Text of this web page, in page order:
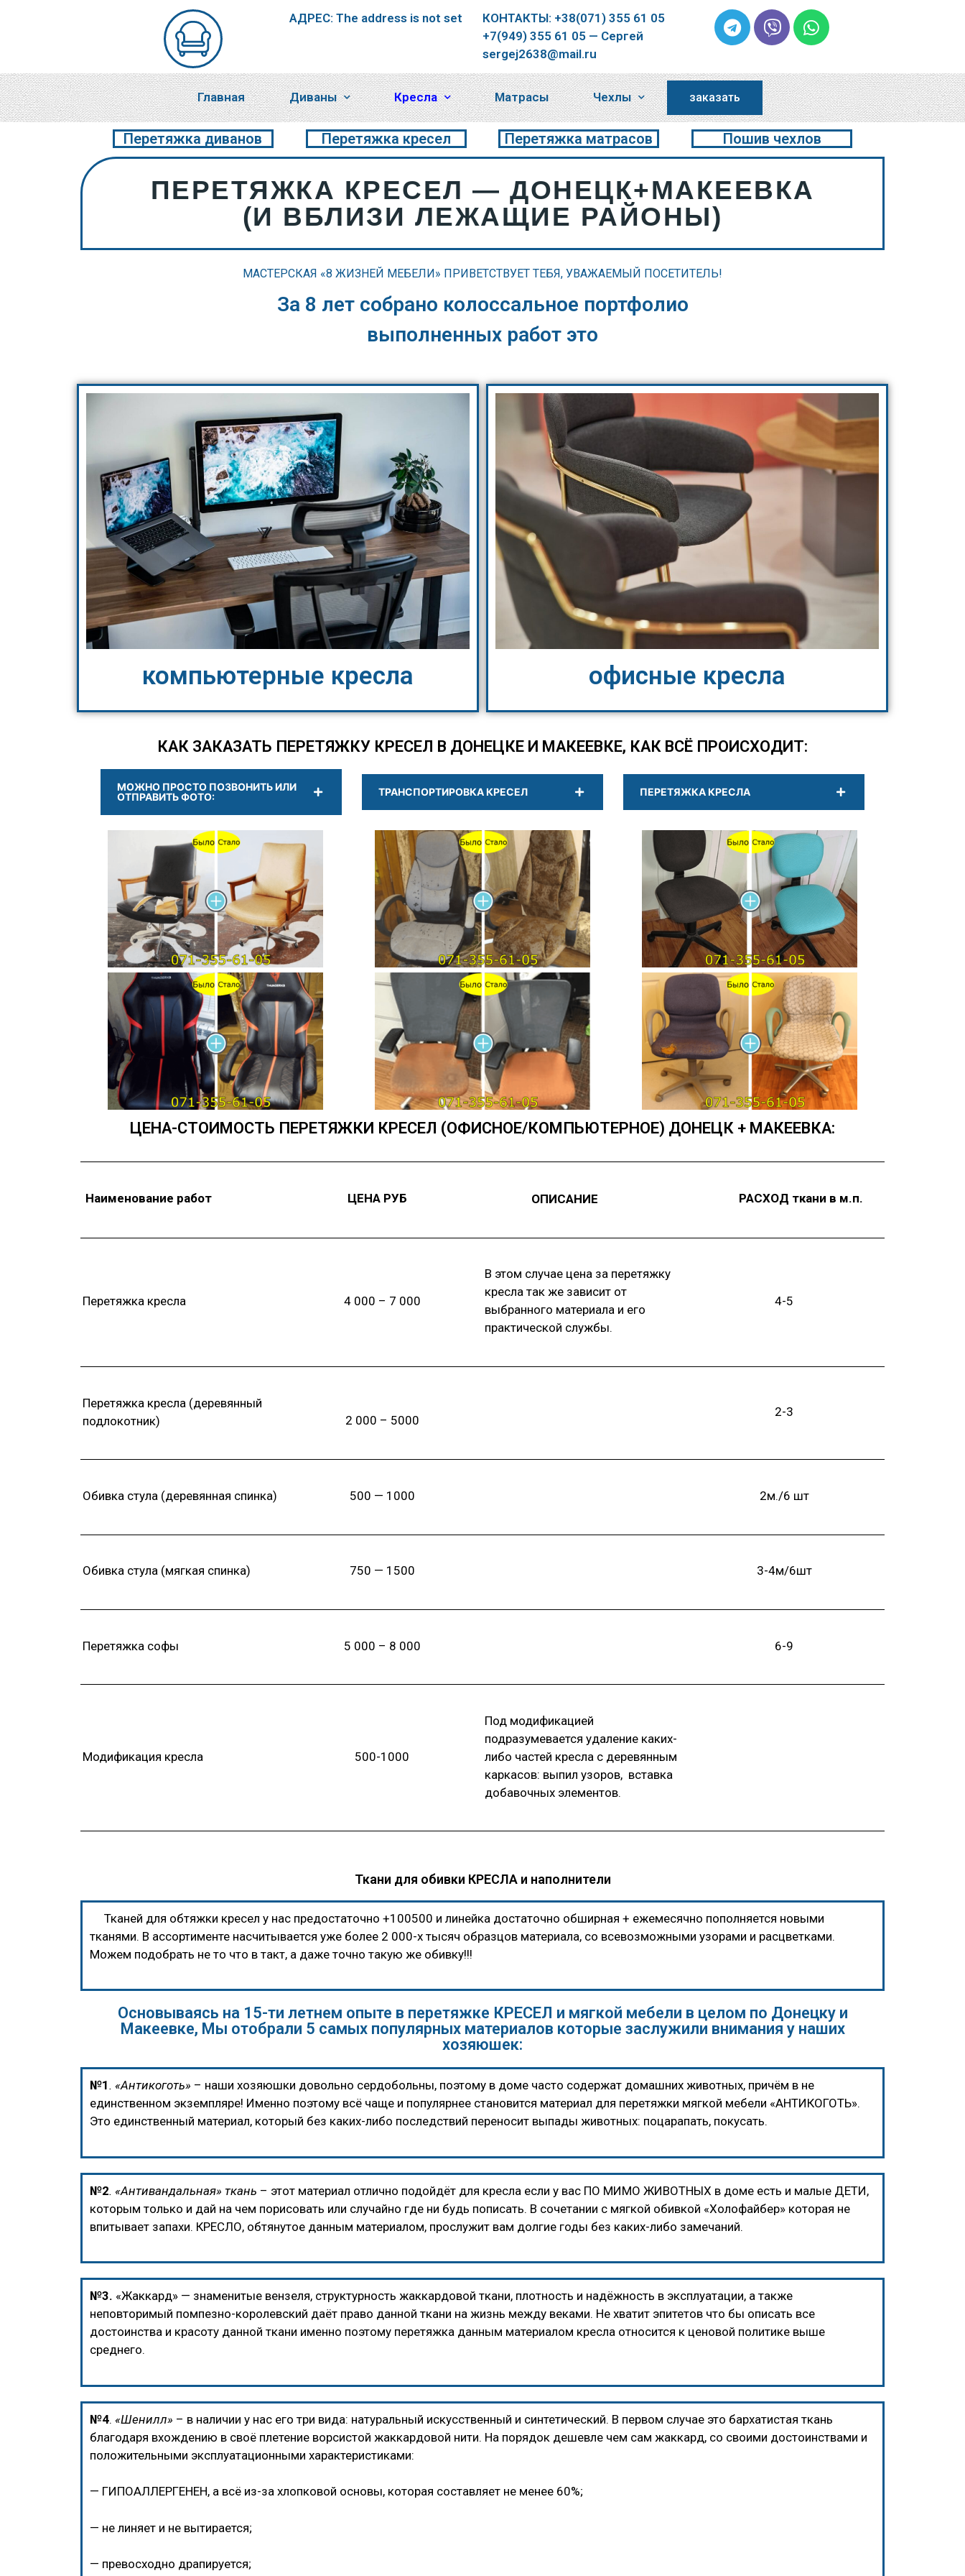
АДРЕС: The address is not set КОНТАКТЫ: +38(071) 355 61 05
+7(949) 355 61 05 — Сергей
sergej2638@mail.ru
Главная Диваны Кресла Матрасы Чехлы заказать
Перетяжка диванов Перетяжка кресел Перетяжка матрасов Пошив чехлов
ПЕРЕТЯЖКА КРЕСЕЛ — ДОНЕЦК+МАКЕЕВКА
(И ВБЛИЗИ ЛЕЖАЩИЕ РАЙОНЫ)
МАСТЕРСКАЯ «8 ЖИЗНЕЙ МЕБЕЛИ» ПРИВЕТСТВУЕТ ТЕБЯ, УВАЖАЕМЫЙ ПОСЕТИТЕЛЬ!
За 8 лет собрано колоссальное портфолио
выполненных работ это
компьютерные кресла офисные кресла
КАК ЗАКАЗАТЬ ПЕРЕТЯЖКУ КРЕСЕЛ В ДОНЕЦКЕ И МАКЕЕВКЕ, КАК ВСЁ ПРОИСХОДИТ:
МОЖНО ПРОСТО ПОЗВОНИТЬ ИЛИ
ОТПРАВИТЬ ФОТО:
ТРАНСПОРТИРОВКА КРЕСЕЛ ПЕРЕТЯЖКА КРЕСЛА
ЦЕНА-СТОИМОСТЬ ПЕРЕТЯЖКИ КРЕСЕЛ (ОФИСНОЕ/КОМПЬЮТЕРНОЕ) ДОНЕЦК + МАКЕЕВКА:
Наименование работ ЦЕНА РУБ ОПИСАНИЕ РАСХОД ткани в м.п.
Перетяжка кресла 4 000 – 7 000
В этом случае цена за перетяжку
кресла так же зависит от
выбранного материала и его
практической службы.
4-5
Перетяжка кресла (деревянный
подлокотник)
2 000 – 5000
2-3
Обивка стула (деревянная спинка) 500 — 1000 2м./6 шт
Обивка стула (мягкая спинка) 750 — 1500 3-4м/6шт
Перетяжка софы 5 000 – 8 000 6-9
Модификация кресла 500-1000
Под модификацией
подразумевается удаление каких-
либо частей кресла с деревянным
каркасов: выпил узоров, вставка
добавочных элементов.
Ткани для обивки КРЕСЛА и наполнители
Тканей для обтяжки кресел у нас предостаточно +100500 и линейка достаточно обширная + ежемесячно пополняется новыми
тканями. В ассортименте насчитывается уже более 2 000-х тысяч образцов материала, со всевозможными узорами и расцветками.
Можем подобрать не то что в такт, а даже точно такую же обивку!!!
Основываясь на 15-ти летнем опыте в перетяжке КРЕСЕЛ и мягкой мебели в целом по Донецку и
Макеевке, Мы отобрали 5 самых популярных материалов которые заслужили внимания у наших
хозяюшек:
№1. «Антикоготь» – наши хозяюшки довольно сердобольны, поэтому в доме часто содержат домашних животных, причём в не
единственном экземпляре! Именно поэтому всё чаще и популярнее становится материал для перетяжки мягкой мебели «АНТИКОГОТЬ».
Это единственный материал, который без каких-либо последствий переносит выпады животных: поцарапать, покусать.
№2. «Антивандальная» ткань – этот материал отлично подойдёт для кресла если у вас ПО МИМО ЖИВОТНЫХ в доме есть и малые ДЕТИ,
которым только и дай на чем порисовать или случайно где ни будь пописать. В сочетании с мягкой обивкой «Холофайбер» которая не
впитывает запахи. КРЕСЛО, обтянутое данным материалом, прослужит вам долгие годы без каких-либо замечаний.
№3. «Жаккард» — знаменитые вензеля, структурность жаккардовой ткани, плотность и надёжность в эксплуатации, а также
неповторимый помпезно-королевский даёт право данной ткани на жизнь между веками. Не хватит эпитетов что бы описать все
достоинства и красоту данной ткани именно поэтому перетяжка данным материалом кресла относится к ценовой политике выше
среднего.
№4. «Шенилл» – в наличии у нас его три вида: натуральный искусственный и синтетический. В первом случае это бархатистая ткань
благодаря вхождению в своё плетение ворсистой жаккардовой нити. На порядок дешевле чем сам жаккард, со своими достоинствами и
положительными эксплуатационными характеристиками:
— ГИПОАЛЛЕРГЕНЕН, а всё из-за хлопковой основы, которая составляет не менее 60%;
— не линяет и не вытирается;
— превосходно драпируется;